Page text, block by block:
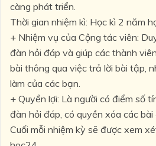
càng phát triển.
Thời gian nhiệm kì: Học kì 2 năm
+ Nhiệm vụ của Cộng tác viên:
đàn hỏi đáp và giúp các thành
bài thông qua việc trả lời bài tập,
làm của các bạn.
+ Quyền lợi: Là người có điểm số
đàn hỏi đáp, có quyền xóa các
Cuối mỗi nhiệm kỳ sẽ được xem